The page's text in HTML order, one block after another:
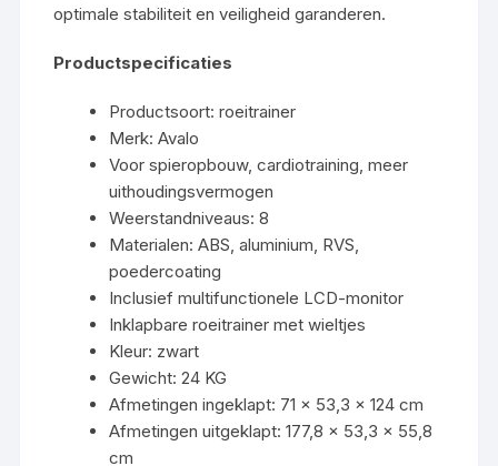
optimale stabiliteit en veiligheid garanderen.
Productspecificaties
Productsoort: roeitrainer
Merk: Avalo
Voor spieropbouw, cardiotraining, meer
uithoudingsvermogen
Weerstandniveaus: 8
Materialen: ABS, aluminium, RVS,
poedercoating
Inclusief multifunctionele LCD-monitor
Inklapbare roeitrainer met wieltjes
Kleur: zwart
Gewicht: 24 KG
Afmetingen ingeklapt: 71 x 53,3 x 124 cm
Afmetingen uitgeklapt: 177,8 x 53,3 x 55,8
cm